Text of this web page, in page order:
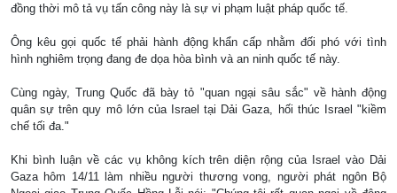
đồng thời mô tả vụ tấn công này là sự vi phạm luật pháp quốc tế.
Ông kêu gọi quốc tế phải hành động khẩn cấp nhằm đối phó với tình
hình nghiêm trọng đang đe dọa hòa bình và an ninh quốc tế này.
Cùng ngày, Trung Quốc đã bày tỏ "quan ngại sâu sắc" về hành động
quân sự trên quy mô lớn của Israel tại Dải Gaza, hối thúc Israel "kiềm
chế tối đa."
Khi bình luận về các vụ không kích trên diện rộng của Israel vào Dải
Gaza hôm 14/11 làm nhiều người thương vong, người phát ngôn Bộ